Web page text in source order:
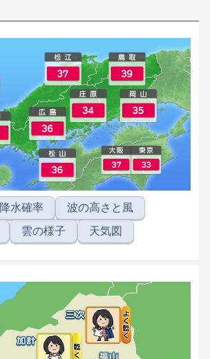
降水確率
波の高さと風
雲の様子 天気図